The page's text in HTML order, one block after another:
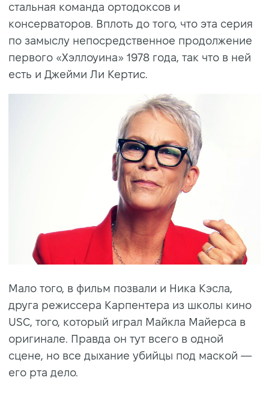
стальная команда ортодоксов и
консерваторов. Вплоть до того, что эта серия
по замыслу непосредственное продолжение
первого «Хэллоуина» 1978 года, так что в ней
есть и Джейми Ли Кертис.
Мало того, в фильм позвали и Ника Кэсла,
друга режиссера Карпентера из школы кино
USC, того, который играл Майкла Майерса в
оригинале. Правда он тут всего в одной
сцене, но все дыхание убийцы под маской —
его рта дело.